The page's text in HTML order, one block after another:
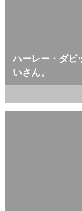
ハーレー・ダビ
いさん。